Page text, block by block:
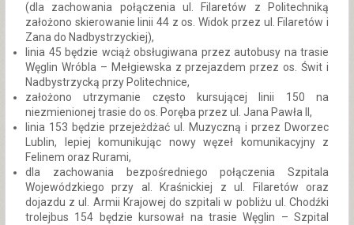
(dla zachowania połączenia ul. Filaretów z Politechniką
założono skierowanie linii 44 z os. Widok przez ul. Filaretów i
Zana do Nadbystrzyckiej),
linia 45 będzie wciąż obsługiwana przez autobusy na trasie
Węglin Wróbla – Mełgiewska z przejazdem przez os. Świt i
Nadbystrzycką przy Politechnice,
założono utrzymanie często kursującej linii 150 na
niezmienionej trasie do os. Poręba przez ul. Jana Pawła II,
linia 153 będzie przejeżdżać ul. Muzyczną i przez Dworzec
Lublin, lepiej komunikując nowy węzeł komunikacyjny z
Felinem oraz Rurami,
dla zachowania bezpośredniego połączenia Szpitala
Wojewódzkiego przy al. Kraśnickiej z ul. Filaretów oraz
dojazdu z ul. Armii Krajowej do szpitali w pobliżu ul. Chodźki
trolejbus 154 będzie kursował na trasie Węglin – Szpital